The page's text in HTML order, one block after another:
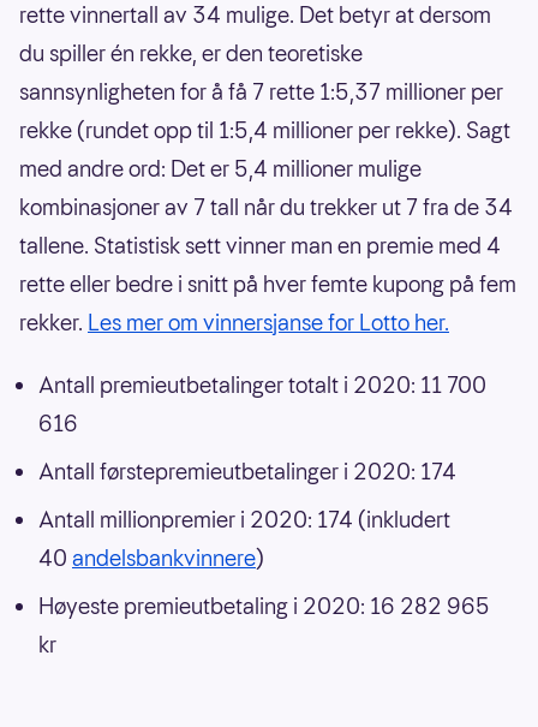
rette vinnertall av 34 mulige. Det betyr at dersom
du spiller én rekke, er den teoretiske
sannsynligheten for å få 7 rette 1:5,37 millioner per
rekke (rundet opp til 1:5,4 millioner per rekke). Sagt
med andre ord: Det er 5,4 millioner mulige
kombinasjoner av 7 tall når du trekker ut 7 fra de 34
tallene. Statistisk sett vinner man en premie med 4
rette eller bedre i snitt på hver femte kupong på fem
rekker. Les mer om vinnersjanse for Lotto her.
Antall premieutbetalinger totalt i 2020: 11 700
616
Antall førstepremieutbetalinger i 2020: 174
Antall millionpremier i 2020: 174 (inkludert
40 andelsbankvinnere)
Høyeste premieutbetaling i 2020: 16 282 965
kr